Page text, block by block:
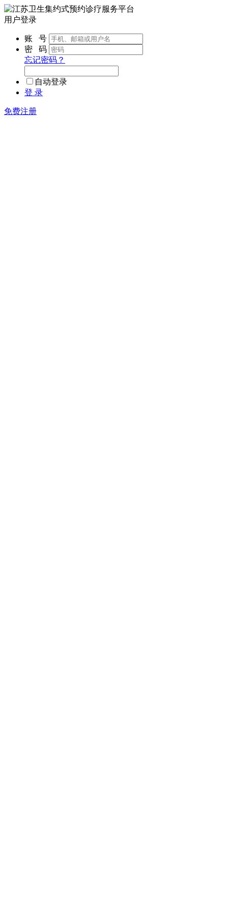
用户登录
账 号
密 码
忘记密码？
自动登录
登 录
免费注册